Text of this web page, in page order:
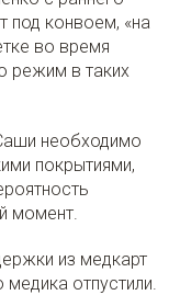
под конвоем, «на
во время
режим в таких
необходимо
покрытиями,
момент.
из медкарт
медика отпустили.